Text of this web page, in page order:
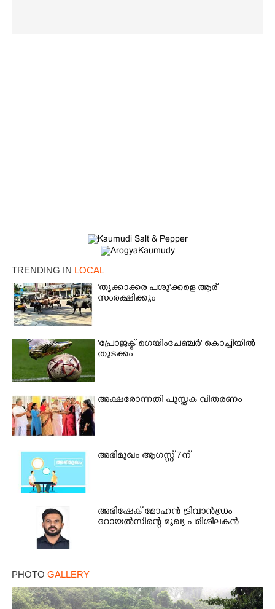
TRENDING IN LOCAL
'തൃക്കാക്കര പശു'ക്കളെ ആര്
സംരക്ഷിക്കും
'പ്രോജക്ട് ഗെയിംചേഞ്ചർ' കൊച്ചിയിൽ
തുടക്കം
അക്ഷരോന്നതി പുസ്തക വിതരണം
അഭിമുഖം ആഗസ്റ്റ് 7ന്
അഭിഷേക് മോഹൻ ട്രിവാൻഡ്രം
റോയൽസിന്റെ മുഖ്യ പരിശീലകൻ
PHOTO GALLERY